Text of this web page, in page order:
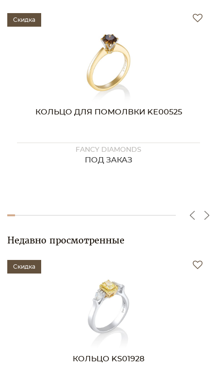
КОЛЬЦО ДЛЯ ПОМОЛВКИ KE00525
FANCY DIAMONDS
ПОД ЗАКАЗ
Недавно просмотренные
Скидка
КОЛЬЦО KS01928